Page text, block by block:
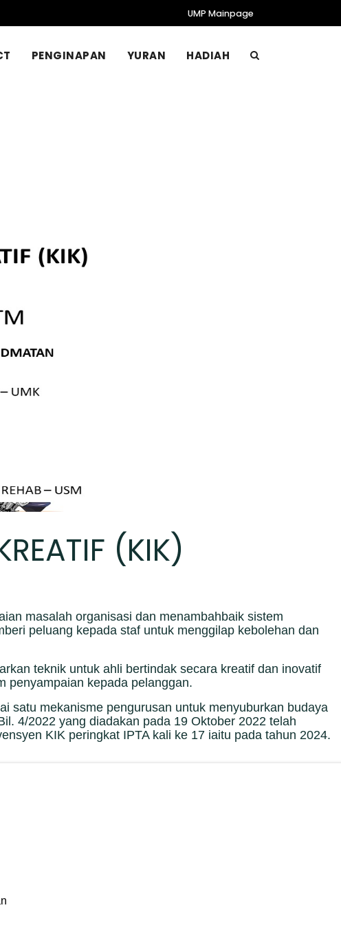
UMP Mainpage
PENGINAPAN YURAN HADIAH
(KIK)
masalah organisasi dan menambahbaik sistem
peluang kepada staf untuk menggilap kebolehan dan
teknik untuk ahli bertindak secara kreatif dan inovatif
penyampaian kepada pelanggan.
satu mekanisme pengurusan untuk menyuburkan budaya
4/2022 yang diadakan pada 19 Oktober 2022 telah
KIK peringkat IPTA kali ke 17 iaitu pada tahun 2024.